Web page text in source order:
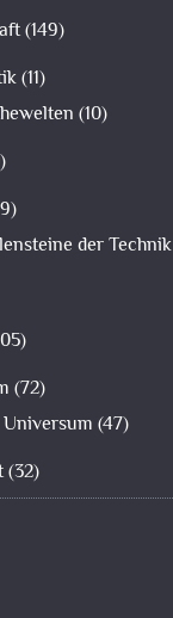
(149)
(11)
(10)
der Technik
(72)
(47)
(32)